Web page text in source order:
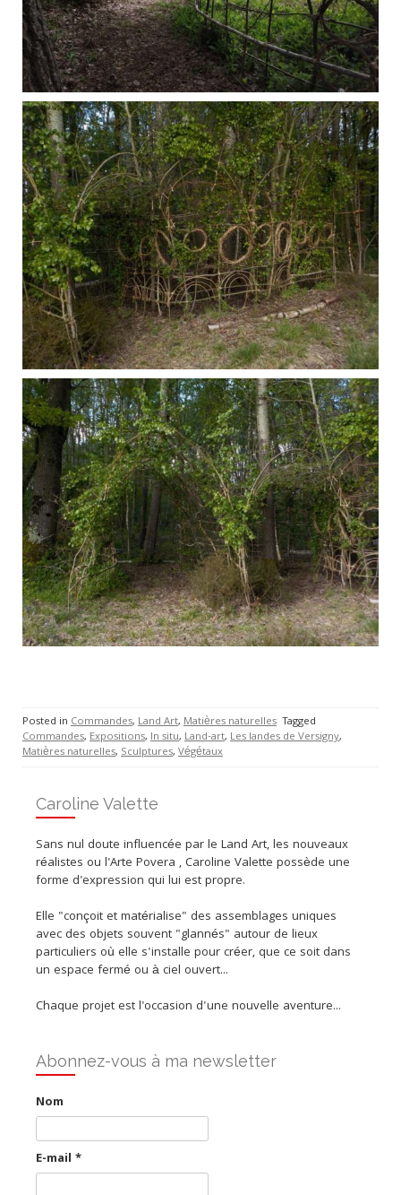
Posted in Commandes, Land Art, Matières naturelles Tagged
Commandes, Expositions, In situ, Land-art, Les landes de Versigny,
Matières naturelles, Sculptures, Végétaux
Caroline Valette
Sans nul doute influencée par le Land Art, les nouveaux
réalistes ou l'Arte Povera , Caroline Valette possède une
forme d'expression qui lui est propre.
Elle "conçoit et matérialise" des assemblages uniques
avec des objets souvent "glannés" autour de lieux
particuliers où elle s'installe pour créer, que ce soit dans
un espace fermé ou à ciel ouvert...
Chaque projet est l'occasion d'une nouvelle aventure...
Abonnez-vous à ma newsletter
Nom
E-mail *